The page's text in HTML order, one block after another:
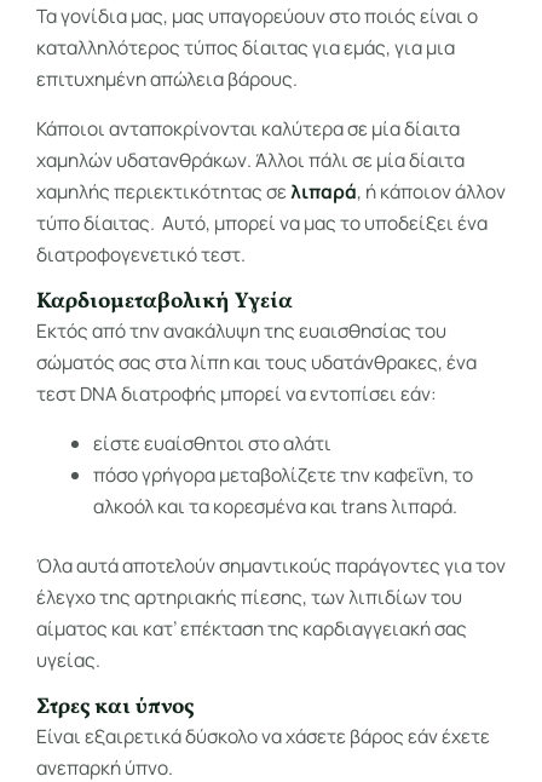
Τα γονίδια μας, μας υπαγορεύουν στο ποιός είναι ο
καταλληλότερος τύπος δίαιτας για εμάς, για μια
επιτυχημένη απώλεια βάρους.
Κάποιοι ανταποκρίνονται καλύτερα σε μία δίαιτα
χαμηλών υδατανθράκων. Άλλοι πάλι σε μία δίαιτα
χαμηλής περιεκτικότητας σελιπαρά, ή κάποιον άλλον
τύπο δίαιτας. Αυτό, μπορεί να μας το υποδείξει ένα
διατροφογενετικό τεστ.
Καρδιομεταβολική Υγεία
Εκτός από την ανακάλυψη της ευαισθησίας του
σώματός σας στα λίπη και τους υδατάνθρακες, ένα
τεστ DNA διατροφής μπορεί να εντοπίσει εάν:
είστε ευαίσθητοι στο αλάτι
πόσο γρήγορα μεταβολίζετε την καφεΐνη, το
αλκοόλ και τα κορεσμένα και trans λιπαρά.
Όλα αυτά αποτελούν σημαντικούς παράγοντες για τον
έλεγχο της αρτηριακής πίεσης, των λιπιδίων του
αίματος και κατ’ επέκταση της καρδιαγγειακή σας
υγείας.
Στρες και ύπνος
Είναι εξαιρετικά δύσκολο να χάσετε βάρος εάν έχετε
ανεπαρκή ύπνο.